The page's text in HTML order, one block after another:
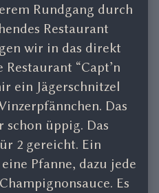
Rundgang durch
Restaurant
wir in das direkt
“Capt’n
ein Jägerschnitzel
Das
schon üppig. Das
2 gereicht. Ein
Pfanne, dazu jede
Es